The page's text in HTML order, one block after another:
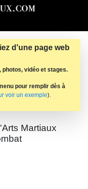
d'une page web
vidéo et stages.
pour remplir dès à
voir un exemple).
Martiaux